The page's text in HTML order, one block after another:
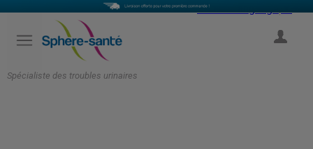
Spécialiste des troubles urinaires
Select Language